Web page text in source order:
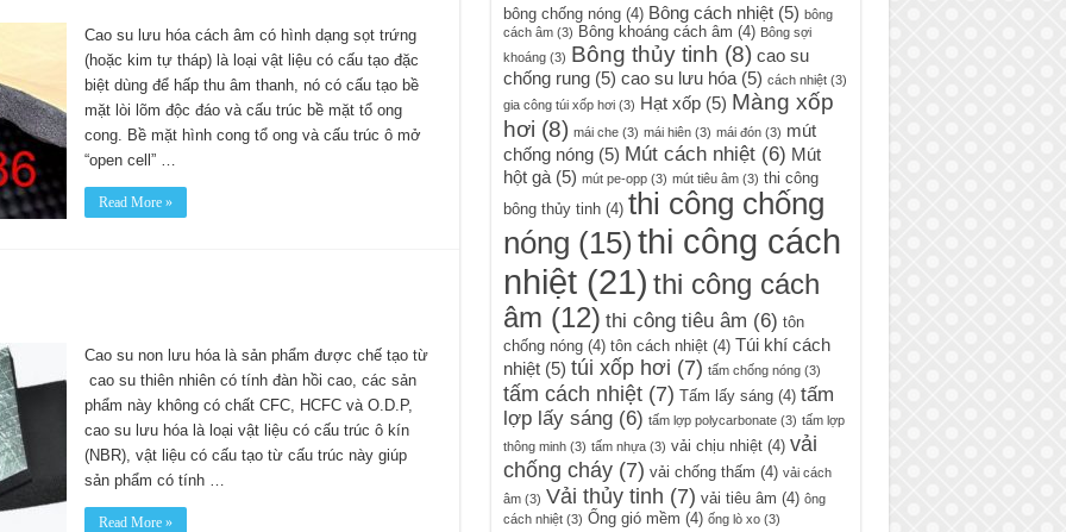
Cao su lưu hóa cách âm có hình dạng sọt trứng
(hoặc kim tự tháp) là loại vật liệu có cấu tạo đặc
biệt dùng để hấp thu âm thanh, nó có cấu tạo bề
mặt lòi lõm độc đáo và cấu trúc bề mặt tổ ong
cong. Bề mặt hình cong tổ ong và cấu trúc ô mở
“open cell” …
Read More »
Cao su non lưu hóa là sản phẩm được chế tạo từ
cao su thiên nhiên có tính đàn hồi cao, các sản
phẩm này không có chất CFC, HCFC và O.D.P,
cao su lưu hóa là loại vật liệu có cấu trúc ô kín
(NBR), vật liệu có cấu tạo từ cấu trúc này giúp
sản phẩm có tính …
Read More »
bông chống nóng(4) Bông cách nhiệt(5) bông
cách âm(3) Bông khoáng cách âm (4) Bông sợi
khoáng(3) Bông thủy tinh (8) cao su
chống rung(5) cao su lưu hóa(5) cách nhiệt(3)
gia công túi xốp hơi(3) Hạt xốp(5) Màng xốp
hơi (8) mái che(3) mái hiên(3) mái đón(3) mút
chống nóng(5) Mút cách nhiệt(6) Mút
hột gà(5) mút pe-opp(3) mút tiêu âm(3) thi công
bông thủy tinh(4) thi công chống
nóng (15) thi công cách
nhiệt(21) thi công cách
âm (12) thi công tiêu âm (6) tôn
chống nóng(4) tôn cách nhiệt(4) Túi khí cách
nhiệt(5) túi xốp hơi (7) tấm chống nóng(3)
tấm cách nhiệt(7) Tấm lấy sáng(4) tấm
lợp lấy sáng(6) tấm lợp polycarbonate(3) tấm lợp
thông minh(3) tấm nhựa(3) vải chịu nhiệt(4) vải
chống cháy(7) vải chống thấm (4) vải cách
âm(3) Vải thủy tinh (7) vải tiêu âm (4) ông
cách nhiệt(3) Ống gió mềm (4) ống lò xo(3)